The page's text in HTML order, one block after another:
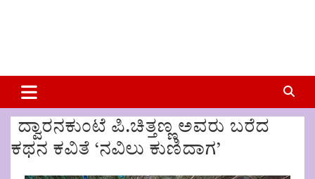
ದ್ವಾರನಕುಂಟೆ ಪಿ.ಚಿತ್ತಣ್ಣ ಅವರು ಬರೆದ
ಕಥನ ಕವಿತೆ ‘ನವಿಲು ಕುಣಿದಾಗ’